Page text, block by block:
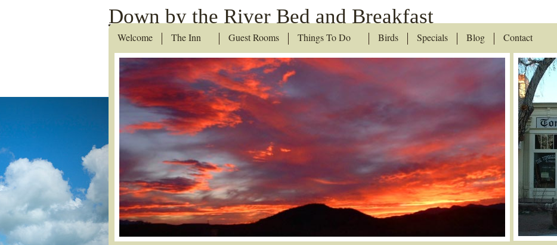
Down by the River Bed and Breakfast
Welcome The Inn Guest Rooms Things To Do Birds Specials Blog Contact